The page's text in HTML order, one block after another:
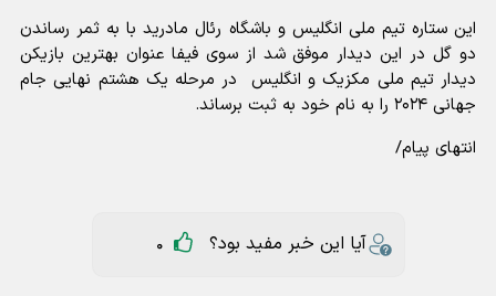
این ستاره تیم ملی انگلیس و باشگاه رئال مادرید با به ثمر رساندن
دو گل در این دیدار موفق شد از سوی فیفا عنوان بهترین بازیکن
دیدار تیم ملی مکزیک و انگلیس در مرحله یک هشتم نهایی جام
جهانی ۲۰۲۴ را به نام خود به ثبت برساند.
انتهای پیام/
آیا این خبر مفید بود؟ 0